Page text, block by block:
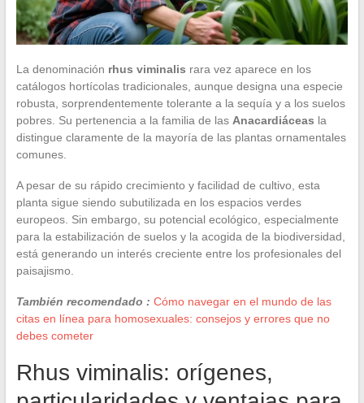
La denominación rhus viminalis rara vez aparece en los
catálogos hortícolas tradicionales, aunque designa una especie
robusta, sorprendentemente tolerante a la sequía y a los suelos
pobres. Su pertenencia a la familia de las Anacardiáceas la
distingue claramente de la mayoría de las plantas ornamentales
comunes.
A pesar de su rápido crecimiento y facilidad de cultivo, esta
planta sigue siendo subutilizada en los espacios verdes
europeos. Sin embargo, su potencial ecológico, especialmente
para la estabilización de suelos y la acogida de la biodiversidad,
está generando un interés creciente entre los profesionales del
paisajismo.
También recomendado : Cómo navegar en el mundo de las
citas en línea para homosexuales: consejos y errores que no
debes cometer
Rhus viminalis: orígenes,